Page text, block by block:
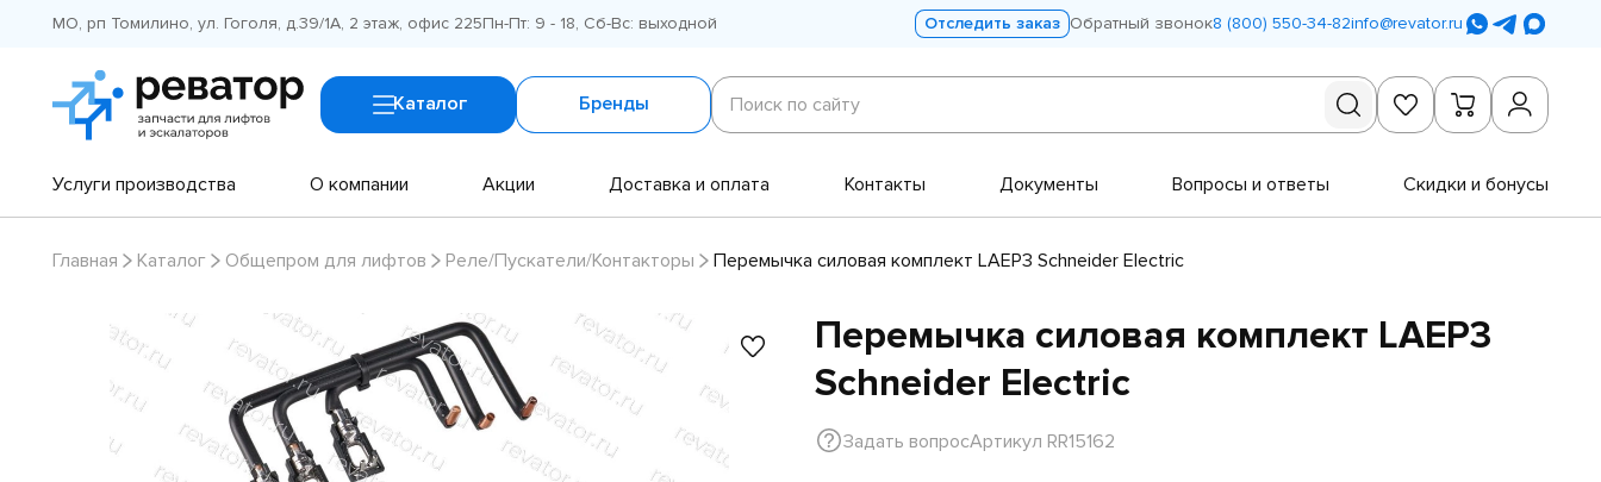
МО, рп Томилино, ул. Гоголя, д.39/1А, 2 этаж, офис 225Пн-Пт: 9 - 18, Сб-Вс: выходной Отследить заказ Обратный звонок8 (800) 550-34-82info@revator.ru
Каталог Бренды
Поиск
по
сайту
Поиск по сайту
Услуги производства О компании Акции Доставка и оплата Контакты Документы Вопросы и ответы Скидки и бонусы
Главная Каталог Общепром для лифтов Реле/Пускатели/Контакторы Перемычка силовая комплект LAEP3 Schneider Electric
Перемычка силовая комплект LAEP3
Schneider Electric
Задать вопросАртикул RR15162